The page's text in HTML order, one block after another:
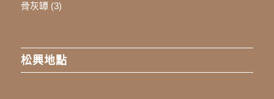
骨灰罈(3)
松興地點